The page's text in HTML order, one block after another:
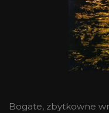
Bogate, zbytkowne